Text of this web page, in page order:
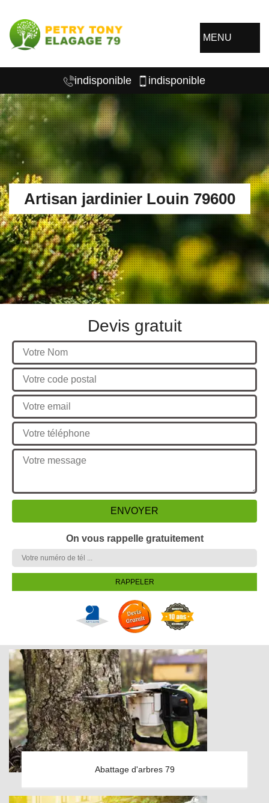
MENU
indisponible indisponible
Artisan jardinier Louin 79600
Devis gratuit
On vous rappelle gratuitement
Abattage d'arbres 79